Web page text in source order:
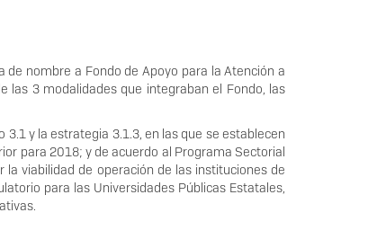
nombre a Fondo de Apoyo para la Atención a
las 3 modalidades que integraban el Fondo, las
3.1 y la estrategia 3.1.3, en las que se establecen
para 2018; y de acuerdo al Programa Sectorial
viabilidad de operación de las instituciones de
para las Universidades Públicas Estatales,